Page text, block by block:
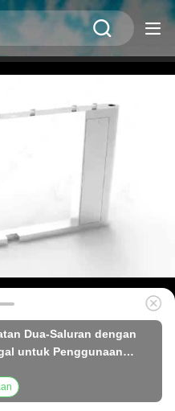
Dua-Saluran dengan
untuk Penggunaan